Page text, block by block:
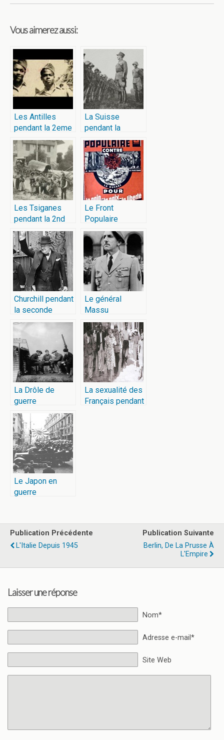
Vous aimerez aussi:
Les Antilles
pendant la 2eme
Guerre Mondiale
La Suisse
pendant la
seconde guerre
mondiale
Les Tsiganes
pendant la 2nd
guerre mondiale
Le Front
Populaire
Churchill pendant
la seconde
guerre mondiale
Le général
Massu
La Drôle de
guerre
La sexualité des
Français pendant
Le Japon en
guerre
Publication Précédente
L'Italie Depuis 1945
Publication Suivante
Berlin, De La Prusse À
L'Empire
Laisser une réponse
Nom*
Adresse e-mail*
Site Web